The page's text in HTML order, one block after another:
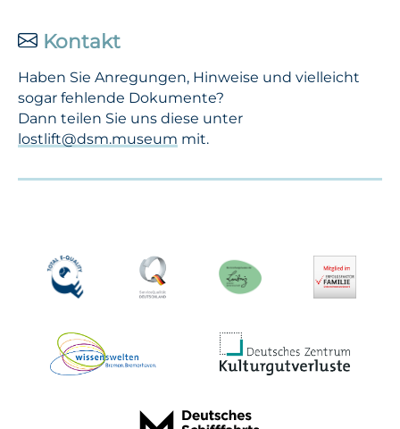
Kontakt
Haben Sie Anregungen, Hinweise und vielleicht
sogar fehlende Dokumente?
Dann teilen Sie uns diese unter
lostlift@dsm.museum mit.